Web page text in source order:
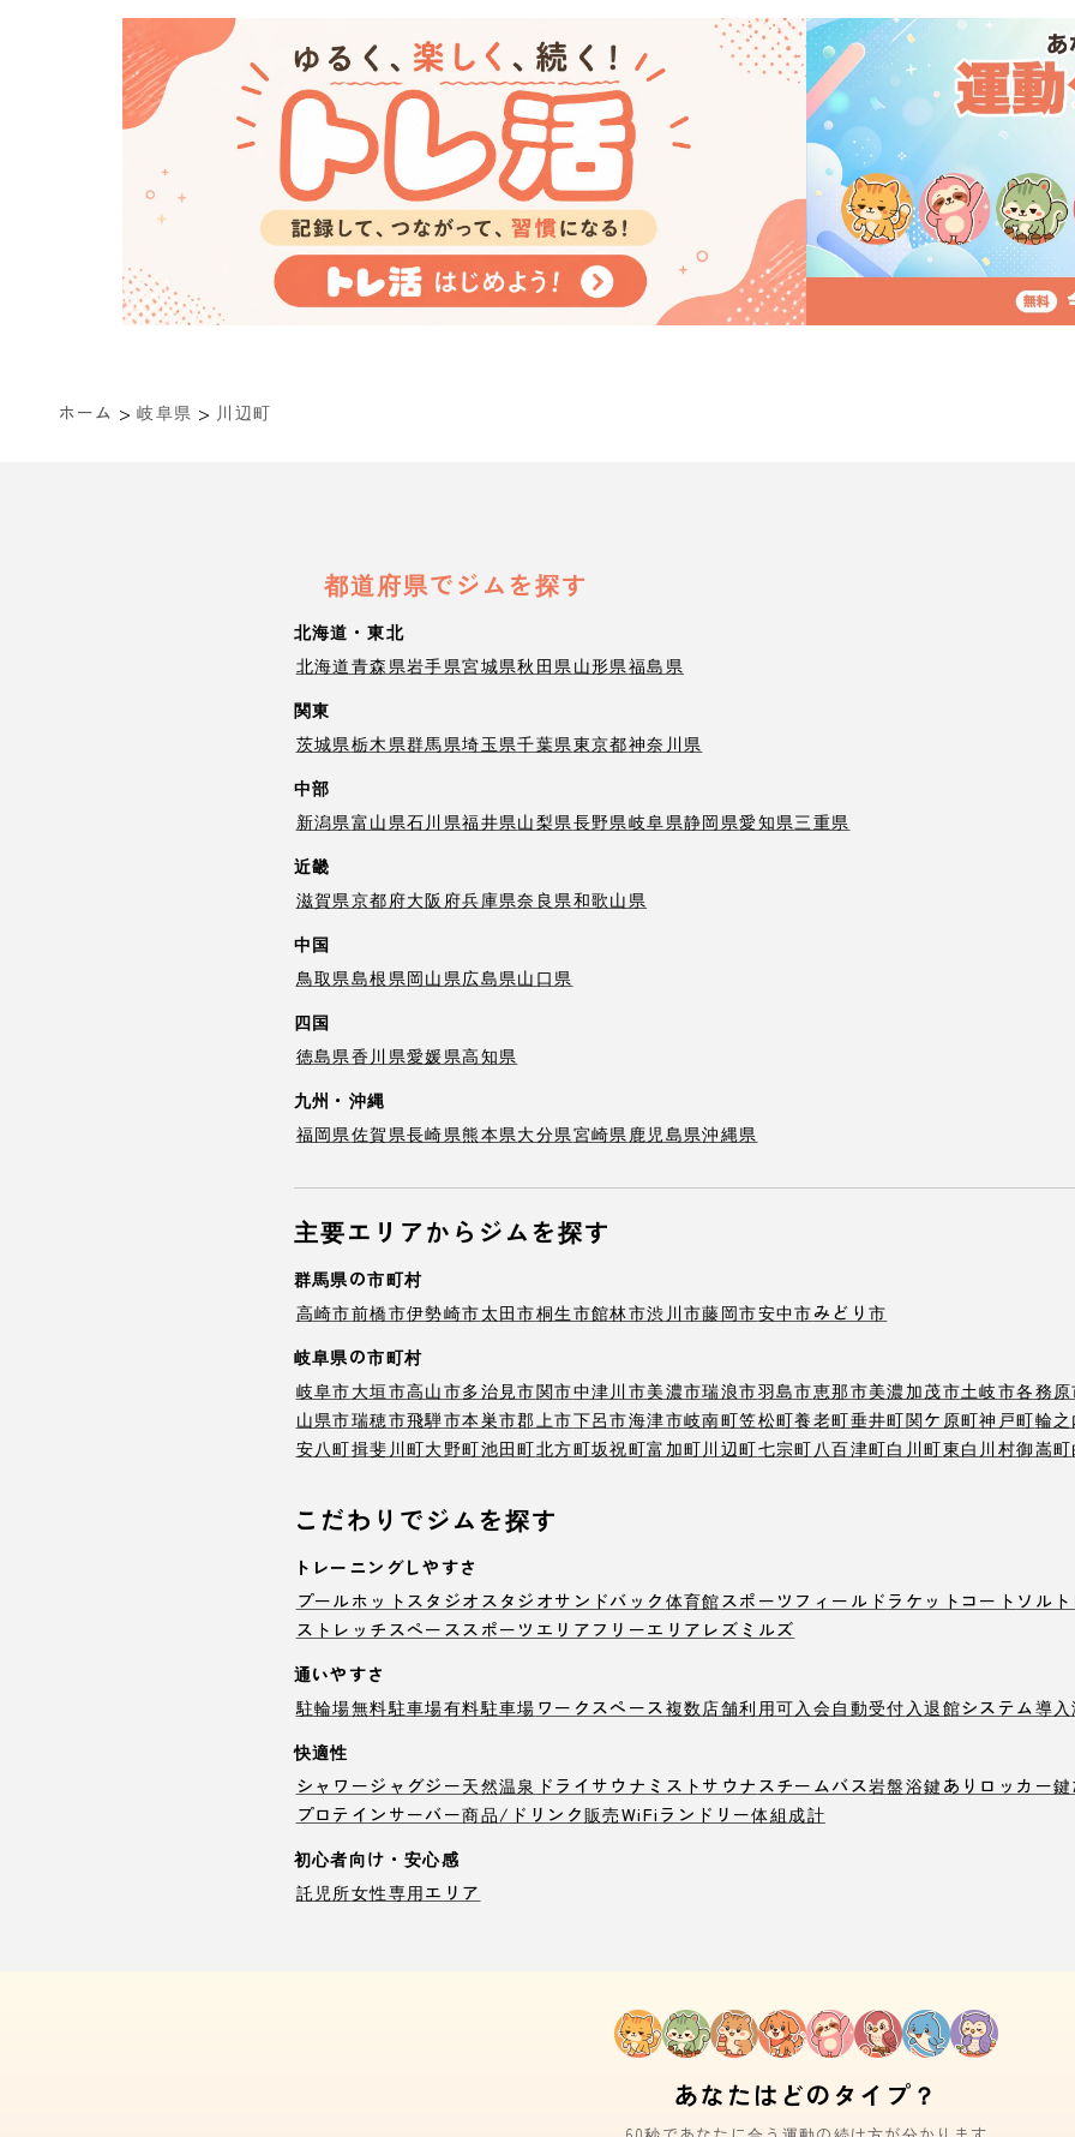
ホーム > 岐阜県 > 川辺町
都道府県でジムを探す
北海道・東北
北海道青森県岩手県宮城県秋田県山形県福島県
関東
茨城県栃木県群馬県埼玉県千葉県東京都神奈川県
中部
新潟県富山県石川県福井県山梨県長野県岐阜県静岡県愛知県三重県
近畿
滋賀県京都府大阪府兵庫県奈良県和歌山県
中国
鳥取県島根県岡山県広島県山口県
四国
徳島県香川県愛媛県高知県
九州・沖縄
福岡県佐賀県長崎県熊本県大分県宮崎県鹿児島県沖縄県
主要エリアからジムを探す
群馬県の市町村
高崎市前橋市伊勢崎市太田市桐生市館林市渋川市藤岡市安中市みどり市
岐阜県の市町村
岐阜市大垣市高山市多治見市関市中津川市美濃市瑞浪市羽島市恵那市美濃加茂市土岐市各務原
山県市瑞穂市飛騨市本巣市郡上市下呂市海津市岐南町笠松町養老町垂井町関ケ原町神戸町輪
安八町揖斐川町大野町池田町北方町坂祝町富加町川辺町七宗町 八百津町白川町東白川村御嵩町
こだわりでジムを探す
トレーニングしやすさ
プールホットスタジオ スタジオサンドバック 体育館スポーツフィールド ラケットコート ソル
ストレッチスペーススポーツエリア フリーエリア レズミルズ
通いやすさ
駐輪場無料駐車場有料駐車場 ワークスペース複数店舗利用可入会自動受付 入退館システム導入
快適性
シャワージャグジー天然温泉 ドライサウナ ミストサウナ スチームバス岩盤浴鍵ありロッカー
プロテインサーバー商品/ドリンク販売WiFi ランドリー体組成計
初心者向け・安心感
託児所女性専用エリア
あなたはどのタイプ？